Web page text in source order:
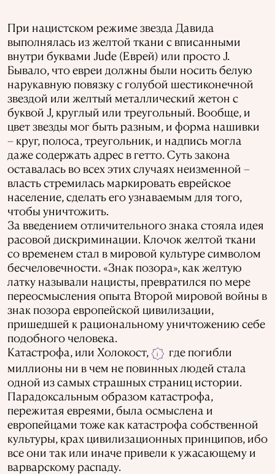
При нацистском режиме звезда Давида
выполнялась из желтой ткани с вписанными
внутри буквами Jude (Еврей) или просто J.
Бывало, что евреи должны были носить белую
нарукавную повязку с голубой шестиконечной
звездой или желтый металлический жетон с
буквой J, круглый или треугольный. Вообще, и
цвет звезды мог быть разным, и форма нашивки
– круг, полоса, треугольник, и надпись могла
даже содержать адрес в гетто. Суть закона
оставалась во всех этих случаях неизменной –
власть стремилась маркировать еврейское
население, сделать его узнаваемым для того,
чтобы уничтожить.
За введением отличительного знака стояла идея
расовой дискриминации. Клочок желтой ткани
со временем стал в мировой культуре символом
бесчеловечности. «Знак позора», как желтую
латку называли нацисты, превратился по мере
переосмысления опыта Второй мировой войны в
знак позора европейской цивилизации,
пришедшей к рациональному уничтожению себе
подобного человека.
Катастрофа, или Холокост,
i
где погибли
миллионы ни в чем не повинных людей стала
одной из самых страшных страниц истории.
Парадоксальным образом катастрофа,
пережитая евреями, была осмыслена и
европейцами тоже как катастрофа собственной
культуры, крах цивилизационных принципов, ибо
все они так или иначе привели к ужасающему и
варварскому распаду.